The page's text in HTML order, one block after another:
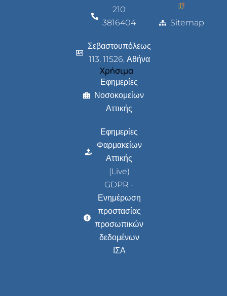
210
3816404
Σεβαστουπόλεως
113, 11526, Αθήνα
Χρήσιμα
Εφημερίες
Νοσοκομείων
Αττικής
Εφημερίες
Φαρμακείων
Αττικής
(Live)
GDPR -
Ενημέρωση
προστασίας
προσωπικών
δεδομένων
ΙΣΑ
Sitemap